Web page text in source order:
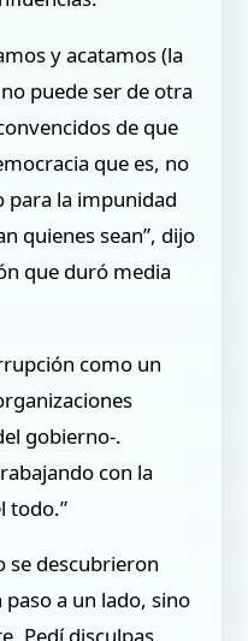
y acatamos (la
puede ser de otra
de que
que es, no
para la impunidad
quienes sean”, dijo
que duró media
como un
gobierno-.
con la
todo.”
se descubrieron
a un lado, sino